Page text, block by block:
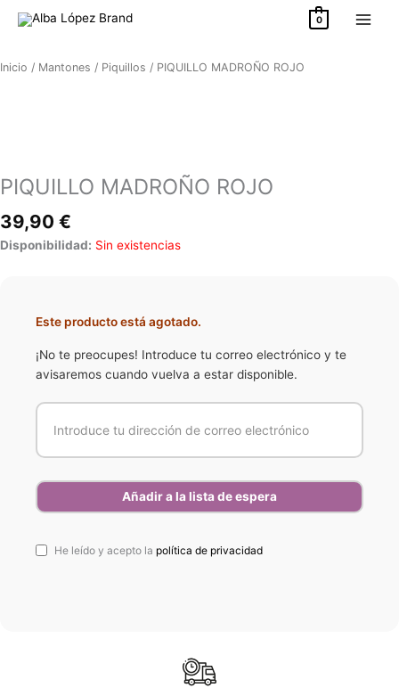
0
Inicio / Mantones / Piquillos / PIQUILLO MADROÑO ROJO
PIQUILLO MADROÑO ROJO
39,90 €
Disponibilidad: Sin existencias
Este producto está agotado.
¡No te preocupes! Introduce tu correo electrónico y te
avisaremos cuando vuelva a estar disponible.
He leído y acepto la política de privacidad